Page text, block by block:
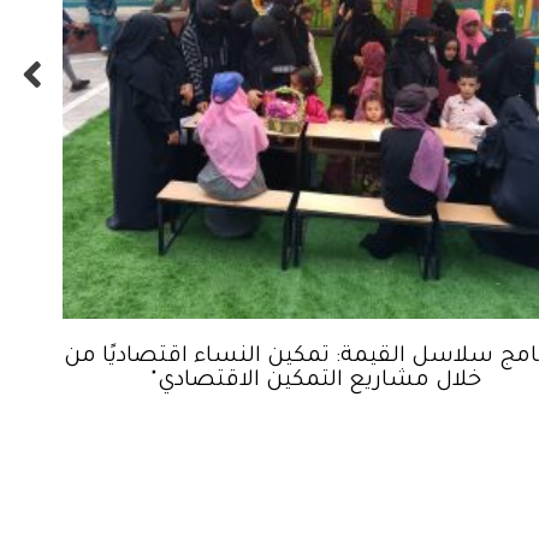
سلاسل القيمة: تمكين النساء اقتصاديًا من
خلال مشاريع التمكين الاقتصادي"